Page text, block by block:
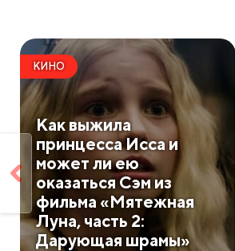
КИНО
​Как выжила
принцесса Исса и
может ли ею
оказаться Сэм из
фильма «Мятежная
Луна, часть 2:
Дарующая шрамы»